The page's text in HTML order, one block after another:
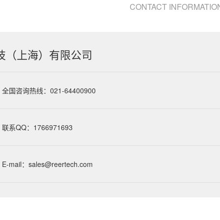
CONTACT
（上海）有限公司
全国咨询热线：021-64400900
联系QQ：1766971693
E-mail：sales@reertech.com